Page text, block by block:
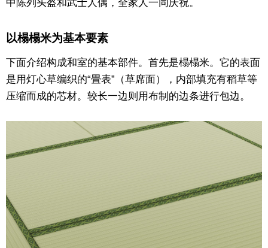
中陈列头盔和武士人偶，全家人一同庆祝。
以榻榻米为基本要素
下面介绍构成和室的基本部件。首先是榻榻米。它的表面
是用灯心草编织的“畳表”（草席面），内部填充有稻草等
压缩而成的芯材。较长一边则用布制的边条进行包边。